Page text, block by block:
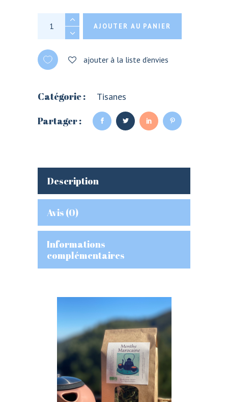
Tisane: Menthe marocaine (menthe verte,
AJOUTER AU PANIER
ajouter à la liste d’envies
Catégorie : Tisanes
Partager :
Description
Avis (0)
Informations
complémentaires